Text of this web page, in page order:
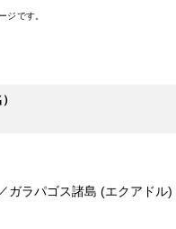
ジです。
ガラパゴス諸島 (エクアドル)